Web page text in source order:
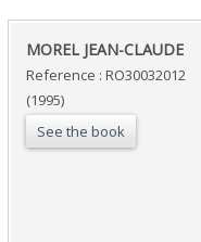
‎MOREL JEAN-CLAUDE‎
Reference : RO30032012
(1995)
See the book